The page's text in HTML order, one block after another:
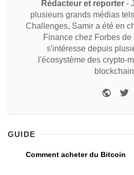
Rédacteur et reporter-
plusieurs grands médias
Challenges, Samir a été en
Finance chez Forbes de
s'intéresse depuis
l'écosystème des crypto-
GUIDE
Comment acheter du Bitcoin